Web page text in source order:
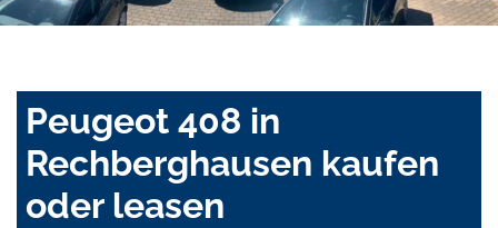
Peugeot 408 in
Rechberghausen kaufen
oder leasen